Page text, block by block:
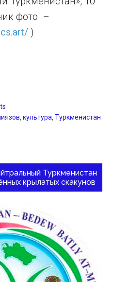
фото –
)
,культура ,Туркменистан
Туркменистан
крылатых скакунов